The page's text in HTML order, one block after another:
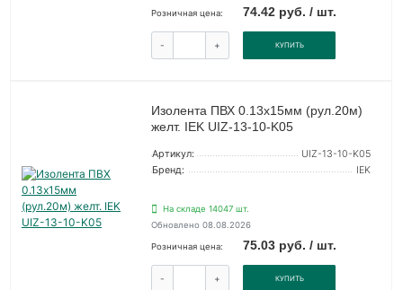
Розничная цена: 74.42 руб. / шт.
- + КУПИТЬ
Изолента ПВХ 0.13х15мм (рул.20м)
желт. IEK UIZ-13-10-K05
Артикул:
UIZ-13-10-K05
Бренд:
IEK
На складе 14047 шт.
Обновлено 08.08.2026
Розничная цена: 75.03 руб. / шт.
- + КУПИТЬ